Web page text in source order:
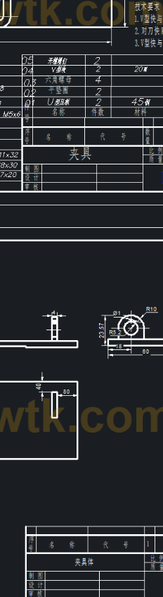
第6页/ 共计24页，预览前20页